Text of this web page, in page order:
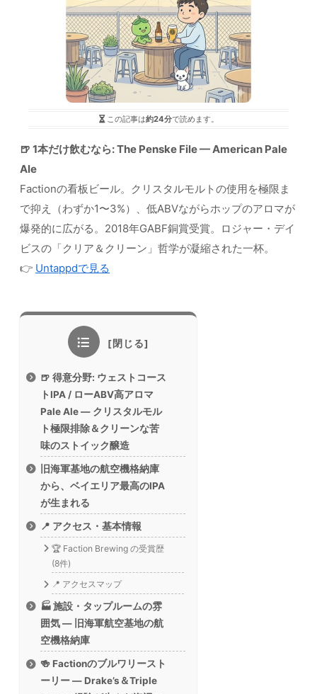
この記事は約24分で読めます。
🍺 1本だけ飲むなら: The Penske File — American Pale
Ale
Factionの看板ビール。クリスタルモルトの使用を極限ま
で抑え（わずか1〜3%）、低ABVながらホップのアロマが
爆発的に広がる。2018年GABF銅賞受賞。ロジャー・デイ
ビスの「クリア＆クリーン」哲学が凝縮された一杯。
👉 Untappdで見る
🍺 得意分野: ウェストコース
トIPA / ローABV高アロマ
Pale Ale — クリスタルモル
ト極限排除＆クリーンな苦
味のストイック醸造
旧海軍基地の航空機格納庫
から、ベイエリア最高のIPA
が生まれる
📍 アクセス・基本情報
🏆 Faction Brewing の受賞歴
(8件)
📍 アクセスマップ
🏭 施設・タップルームの雰
囲気 — 旧海軍航空基地の航
空機格納庫
🍻 Factionのブルワリースト
ーリー — Drake’s＆Triple